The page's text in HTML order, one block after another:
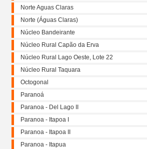
Norte Aguas Claras
Norte (Águas Claras)
Núcleo Bandeirante
Núcleo Rural Capão da Erva
Núcleo Rural Lago Oeste, Lote 22
Núcleo Rural Taquara
Octogonal
Paranoá
Paranoa - Del Lago II
Paranoa - Itapoa I
Paranoa - Itapoa II
Paranoa - Itapua